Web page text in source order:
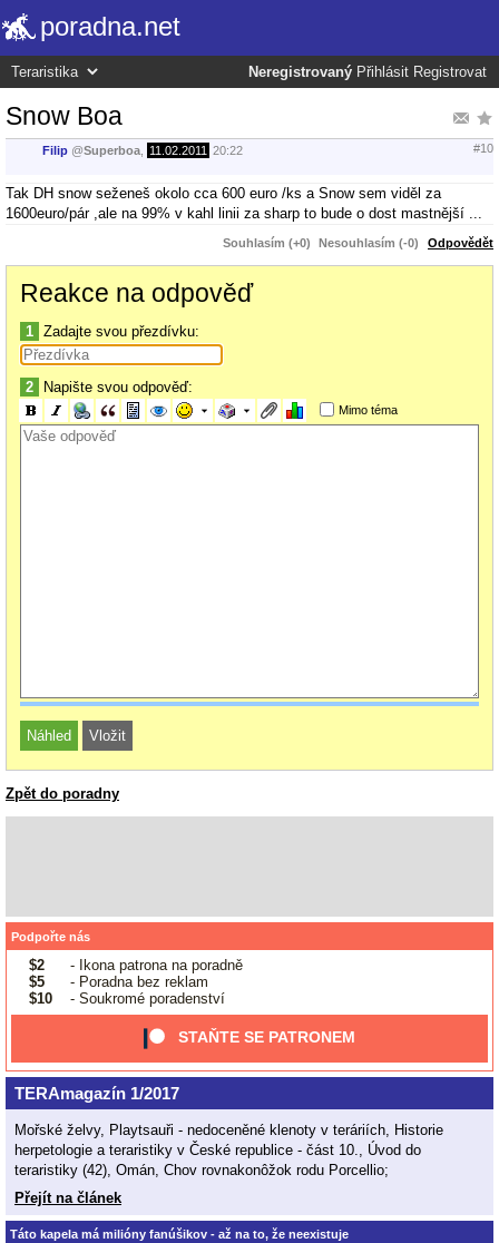
poradna.net
Neregistrovaný Přihlásit Registrovat
Snow Boa
Filip @Superboa 11.02.2011 20:22 #10
Tak DH snow seženeš okolo cca 600 euro /ks a Snow sem viděl za
1600euro/pár ,ale na 99% v kahl linii za sharp to bude o dost mastnější ...
Souhlasím (+0) Nesouhlasím (-0) Odpovědět
Reakce na odpověď
1 Zadajte svou přezdívku:
2 Napište svou odpověď:
Mimo téma
Zpět do poradny
Podpořte nás
$2
- Ikona patrona na poradně
$5
- Poradna bez reklam
$10
- Soukromé poradenství
STAŇTE SE PATRONEM
TERAmagazín 1/2017
Mořské želvy, Playtsauři - nedoceněné klenoty v teráriích, Historie
herpetologie a teraristiky v České republice - část 10., Úvod do
teraristiky (42), Omán, Chov rovnakonôžok rodu Porcellio;
Přejít na článek
Táto kapela má milióny fanúšikov - až na to, že neexistuje